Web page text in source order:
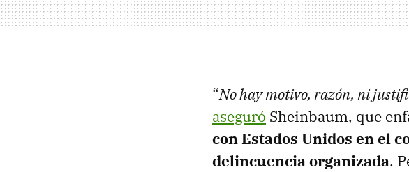
“No hay motivo, razón, ni
aseguró Sheinbaum, que
con Estados Unidos en el
delincuencia organizada.